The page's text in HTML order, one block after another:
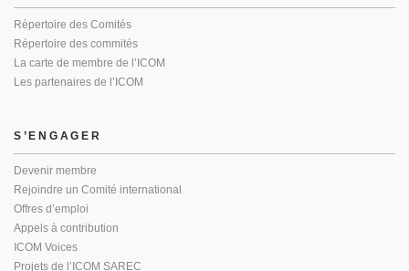
Répertoire des Comités
Répertoire des commités
La carte de membre de l’ICOM
Les partenaires de l’ICOM
S’ENGAGER
Devenir membre
Rejoindre un Comité international
Offres d’emploi
Appels à contribution
ICOM Voices
Projets de l’ICOM SAREC